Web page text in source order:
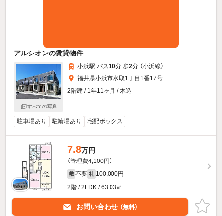
アルシオンの賃貸物件
すべての写真
小浜駅 バス10分 歩2分 （小浜線）
福井県小浜市水取1丁目1番17号
2階建 / 1年11ヶ月 / 木造
駐車場あり 駐輪場あり 宅配ボックス
7.8万円
（管理費4,100円）
敷 不要 礼 100,000円
2階 / 2LDK / 63.03㎡
お問い合わせ （無料）